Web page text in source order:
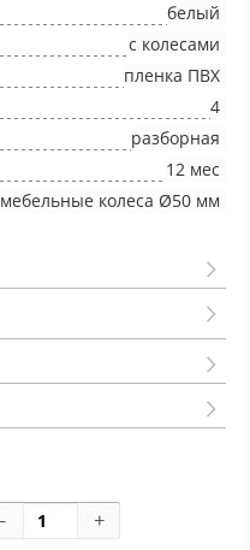
белый
с колесами
пленка ПВХ
4
разборная
12 мес
мебельные колеса Ø50 мм